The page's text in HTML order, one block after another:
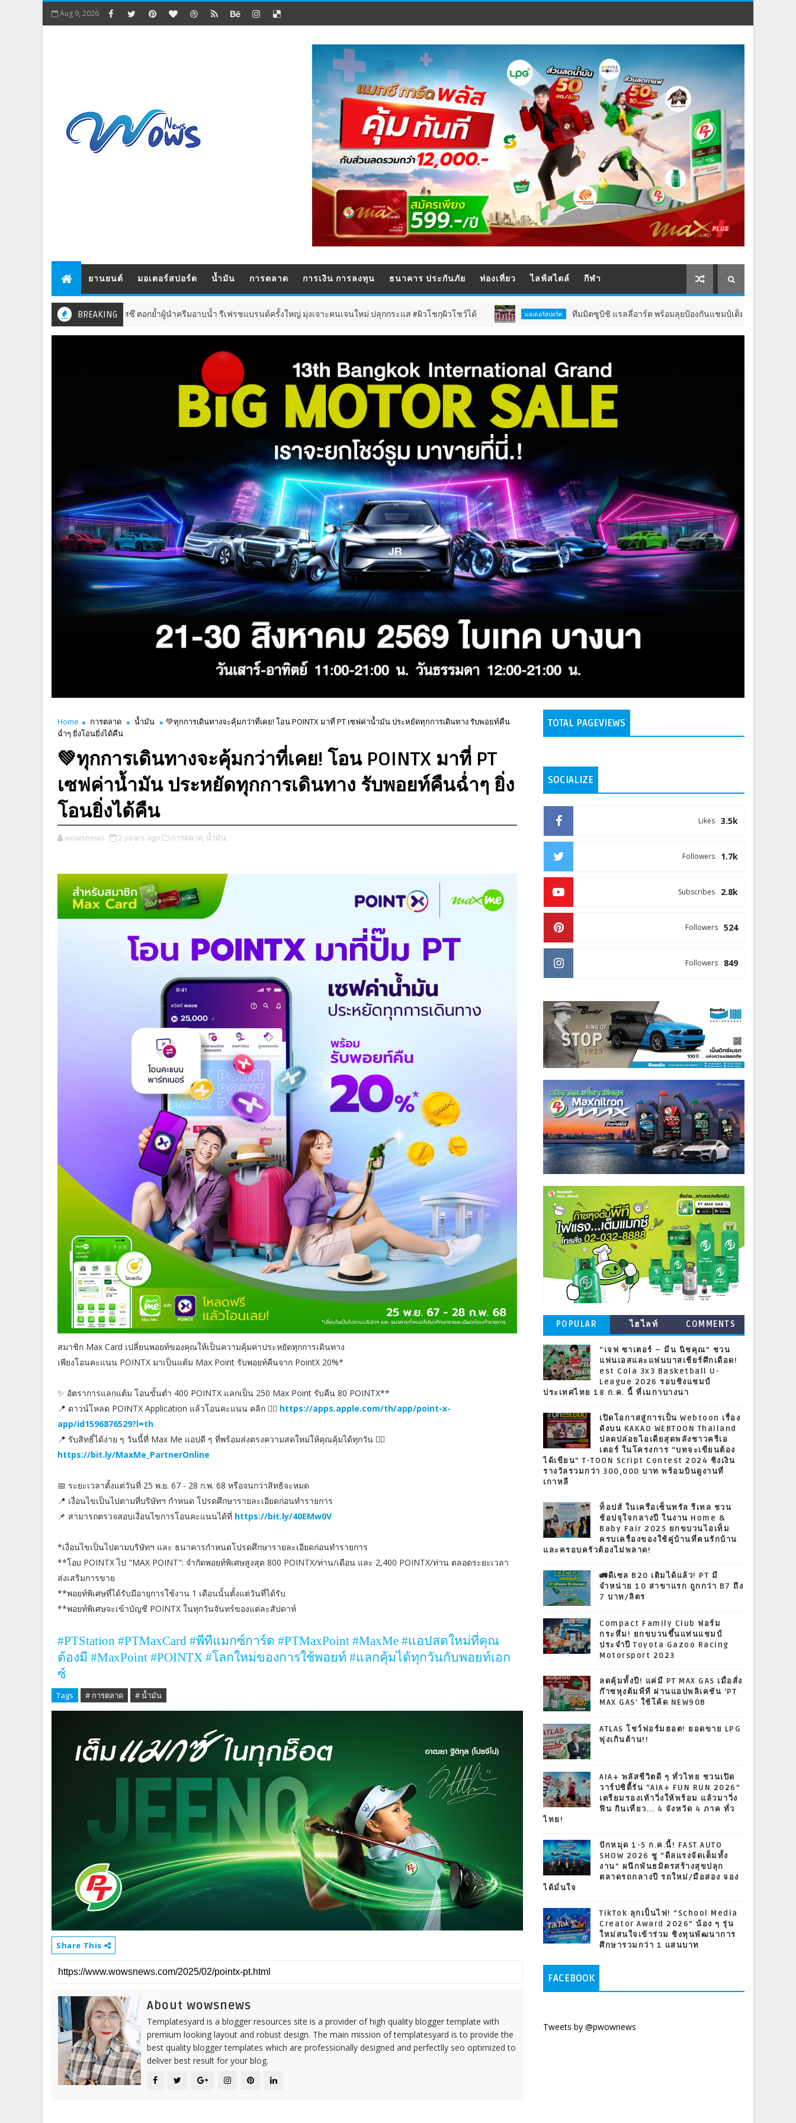
Aug 9, 2026
ยานยนต์ มอเตอร์สปอร์ต น้ำมัน การตลาด การเงิน การลงทุน ธนาคาร ประกันภัย ท่องเที่ยว ไลฟ์สไตล์ กีฬา
BREAKING
โชกุบุสซึ ตอกย้ำผู้นำครีมอาบน้ำ รีเฟรชแบรนด์ครั้งใหญ่ มุ่งเจาะคนเจนใหม่ ปลุกกระแส #ผิวโชกุผิวโชว์ได้ มอเตอร์สปอร์ต ทีมมิตซูบิชิ แรลลี่อาร์ต พร้อมลุยป้องกันแชมป์เต็มพิกัด ในศึกเอเชีย ครอสคันทรี
Home การตลาด น้ำมัน
💚ทุกการเดินทางจะคุ้มกว่าที่เคย! โอน POINTX มาที่ PT เซฟค่าน้ำมัน ประหยัดทุกการเดินทาง รับพอยท์คืน
ฉ่ำๆ ยิ่งโอนยิ่งได้คืน
💚ทุกการเดินทางจะคุ้มกว่าที่เคย! โอน POINTX มาที่ PT
เซฟค่าน้ำมัน ประหยัดทุกการเดินทาง รับพอยท์คืนฉ่ำๆ ยิ่ง
โอนยิ่งได้คืน
wowsnews 2 years ago การตลาด, น้ำมัน,
สมาชิก Max Card เปลี่ยนพอยท์ของคุณให้เป็นความคุ้มค่าประหยัดทุกการเดินทาง
เพียงโอนคะแนน POINTX มาเป็นแต้ม Max Point รับพอยท์คืนจาก PointX 20%*
✨ อัตราการแลกแต้ม โอนขั้นต่ำ 400 POINTX แลกเป็น 250 Max Point รับคืน 80 POINTX**
📍 ดาวน์โหลด POINTX Application แล้วโอนคะแนน คลิก 👉🏻 https://apps.apple.com/th/app/point-x-
app/id1596876529?l=th
📍 รับสิทธิ์ได้ง่าย ๆ วันนี้ที่ Max Me แอปดี ๆ ที่พร้อมส่งตรงความสดใหม่ให้คุณคุ้มได้ทุกวัน 👉🏻
https://bit.ly/MaxMe_PartnerOnline
📅 ระยะเวลาตั้งแต่วันที่ 25 พ.ย. 67 - 28 ก.พ. 68 หรือจนกว่าสิทธิจะหมด
📍 เงื่อนไขเป็นไปตามที่บริษัทฯ กำหนด โปรดศึกษารายละเอียดก่อนทำรายการ
📌 สามารถตรวจสอบเงื่อนไขการโอนคะแนนได้ที่ https://bit.ly/40EMw0V
*เงื่อนไขเป็นไปตามบริษัทฯ และ ธนาคารกำหนดโปรดศึกษารายละเอียดก่อนทำรายการ
**โอu POINTX ไป "MAX POINT": จำกัดพอยท์พิเศษสูงสุด 800 POINTX/ท่าน/เดือน และ 2,400 POINTX/ท่าน ตลอดระยะเวลา
ส่งเสริมการขาย
**พอยท์พิเศษที่ได้รับมีอายุการใช้งาน 1 เดือนนั้นตั้งแต่วันที่ได้รับ
**พอยท์พิเศษจะเข้าบัญชี POINTX ในทุกวันจันทร์ของแต่ละสัปดาห์
#PTStation #PTMaxCard #พีทีแมกซ์การ์ด #PTMaxPoint #MaxMe #แอปสดใหม่ที่คุณ
ต้องมี #MaxPoint #POINTX #โลกใหม่ของการใช้พอยท์ #แลกคุ้มได้ทุกวันกับพอยท์เอก
ซ์
Tags # การตลาด # น้ำมัน
Share This
About wowsnews
Templatesyard is a blogger resources site is a provider of high quality blogger template with
premium looking layout and robust design. The main mission of templatesyard is to provide the
best quality blogger templates which are professionally designed and perfectlly seo optimized to
deliver best result for your blog.
TOTAL PAGEVIEWS
SOCIALIZE
3.5k
Likes
1.7k
Followers
2.8k
Subscribes
524
Followers
849
Followers
POPULAR ไฮไลท์ COMMENTS
“เจฟ ซาเตอร์ – มีน นิชคุณ” ชวน
แฟนเอสและแฟนบาสเชียร์ศึกเดือด!
est Cola 3x3 Basketball U-
League 2026 รอบชิงแชมป์
ประเทศไทย 18 ก.ค. นี้ ที่เมกาบางนา
เปิดโอกาสสู่การเป็น Webtoon เรื่อง
ดังบน KAKAO WEBTOON Thailand
ปลดปล่อยไอเดียสุดพลังชาวครีเอ
เตอร์ ในโครงการ “บทจะเขียนต้อง
ได้เขียน” T-TOON Script Contest 2024 ชิงเงิน
รางวัลรวมกว่า 300,000 บาท พร้อมบินดูงานที่
เกาหลี
ท็อปส์ ในเครือเซ็นทรัล รีเทล ชวน
ช้อปจุใจกลางปี ในงาน Home &
Baby Fair 2025 ยกขบวนไอเท็ม
ครบเครื่องของใช้คู่บ้านที่คนรักบ้าน
และครอบครัวต้องไม่พลาด!
🚛ดีเซล B20 เติมได้แล้ว! PT มี
จำหน่าย 10 สาขาแรก ถูกกว่า B7 ถึง
7 บาท/ลิตร
Compact Family Club ฟอร์ม
กระหึ่ม! ยกขบวนขึ้นแท่นแชมป์
ประจำปี Toyota Gazoo Racing
Motorsport 2023
ลดคุ้มทั้งปี! แค่มี PT MAX GAS เมื่อสั่ง
ก๊าซหุงต้มพีที ผ่านแอปพลิเคชัน 'PT
MAX GAS' ใช้โค้ด NEW90B
ATLAS โชว์ฟอร์มฮอต! ยอดขาย LPG
พุ่งเกินต้าน!!
AIA+ พลัสชีวิตดี ๆ ทั่วไทย ชวนเปิด
วาร์ปซิตี้รัน “AIA+ FUN RUN 2026”
เตรียมรองเท้าวิ่งให้พร้อม แล้วมาวิ่ง
ฟิน กินเที่ยว... 4 จังหวัด 4 ภาค ทั่ว
ไทย!
ปักหมุด 1-5 ก.ค.นี้! FAST AUTO
SHOW 2026 ชู “ดีลแรงจัดเต็มทั้ง
งาน” ผนึกพันธมิตรสร้างสุขปลุก
ตลาดรถกลางปี รถใหม่/มือสอง จอง
ได้มั่นใจ
TikTok ลุกเป็นไฟ! “School Media
Creator Award 2026” น้อง ๆ รุ่น
ใหม่สนใจเข้าร่วม ชิงทุนพัฒนาการ
ศึกษารวมกว่า 1 แสนบาท
FACEBOOK
Tweets by @pwownews